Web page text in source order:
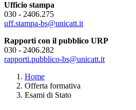
Ufficio stampa
030 - 2406.275
uff.stampa-bs@unicatt.it
Rapporti con il pubblico URP
030 - 2406.282
rapporti.pubblico-bs@unicatt.it
Home
Offerta formativa
Esami di Stato